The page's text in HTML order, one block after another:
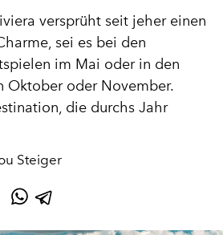
versprüht seit jeher einen
sei es bei den
im Mai oder in den
Oktober oder November.
die durchs Jahr
Steiger